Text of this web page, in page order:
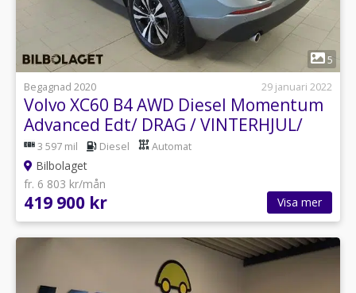
1
5
Begagnad 2020
29 januari 2022
Volvo XC60 B4 AWD Diesel Momentum
Advanced Edt/ DRAG / VINTERHJUL/
TEKNIKPK
3 597 mil Diesel Automat
Bilbolaget
fr. 6 803 kr/mån
419 900 kr Visa mer